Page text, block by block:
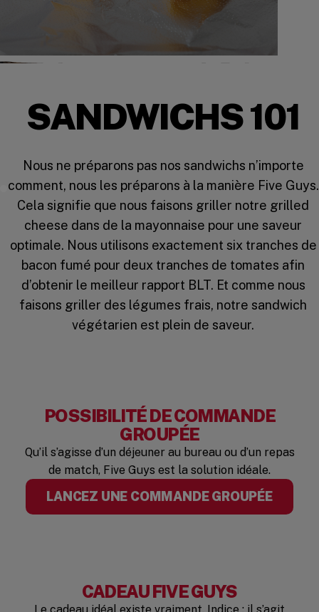
SANDWICHS 101
Nous ne préparons pas nos sandwichs n’importe
comment, nous les préparons à la manière Five Guys.
Cela signifie que nous faisons griller notre grilled
cheese dans de la mayonnaise pour une saveur
optimale. Nous utilisons exactement six tranches de
bacon fumé pour deux tranches de tomates afin
d’obtenir le meilleur rapport BLT. Et comme nous
faisons griller des légumes frais, notre sandwich
végétarien est plein de saveur.
Watch the Video
POSSIBILITÉ DE COMMANDE
GROUPÉE
Qu’il s’agisse d’un déjeuner au bureau ou d’un repas
de match, Five Guys est la solution idéale.
LANCEZ UNE COMMANDE GROUPÉE
CADEAU FIVE GUYS
Le cadeau idéal existe vraiment. Indice : il s’agit